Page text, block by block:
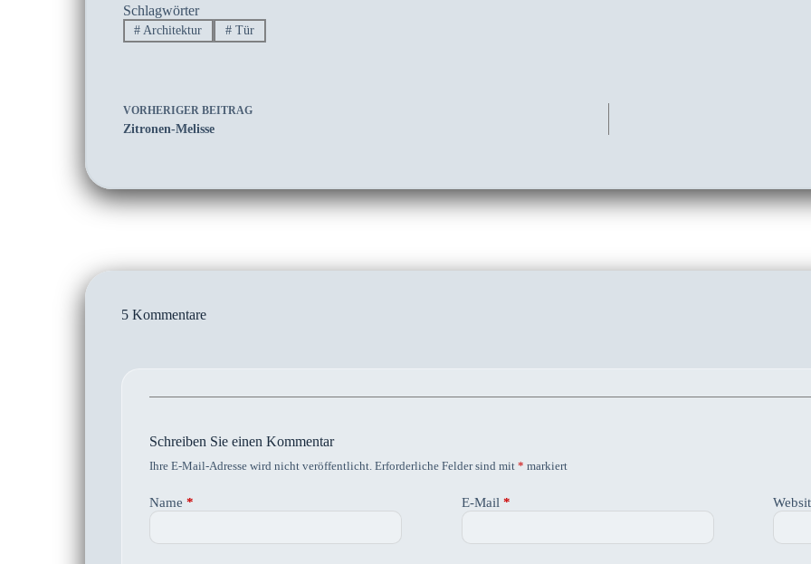
Schlagwörter
# Architektur # Tür
VORHERIGER BEITRAG
Zitronen-Melisse
5 Kommentare
Schreiben Sie einen Kommentar
Ihre E-Mail-Adresse wird nicht veröffentlicht. Erforderliche Felder sind mit * markiert
Name * E-Mail *